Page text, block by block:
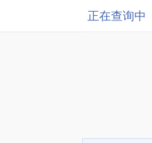
正在查询中